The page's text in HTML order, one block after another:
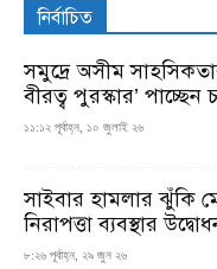
নির্বাচিত
সমুদ্রে অসীম
বীরত্ব পুরস্কার’ পাচ্ছেন
১১:১২ পূর্বাহ্ন, ১০ জুলাই ২৬
সাইবার হামলার ঝুঁকি
নিরাপত্তা ব্যবস্থার
৮:২৬ পূর্বাহ্ন, ২৯ জুন ২৬